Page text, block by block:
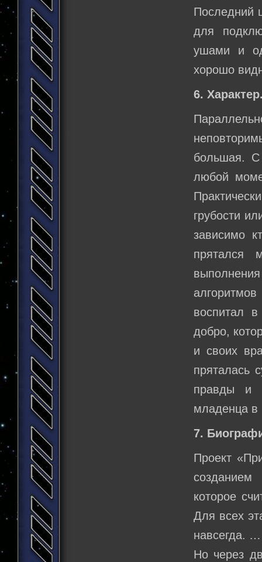
Последний
для
ушами и
хорошо
6.
большая. С
любой
грубости
зависимо
прятался
воспитал
добро,
и своих
пряталась
правды и
младенца в
7.
Проект
созданием
которое
Для всех
навсегда. …
Но через